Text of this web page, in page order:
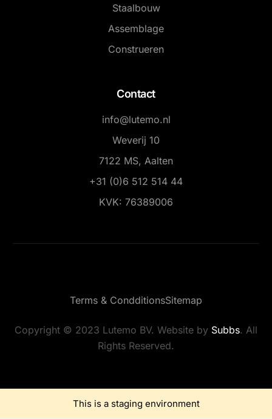
Staalbouw
Assemblage
Construeren
Contact
info@lutemo.nl
Weverij 10
7122 MS, Aalten
+31 (0)6 512 514 44
KVK: 76389006
Copyright © 2023 Lutemo BV. Website by Subbs. All
Rights Reserved.
Terms & CondditionsSitemap
This is a staging environment